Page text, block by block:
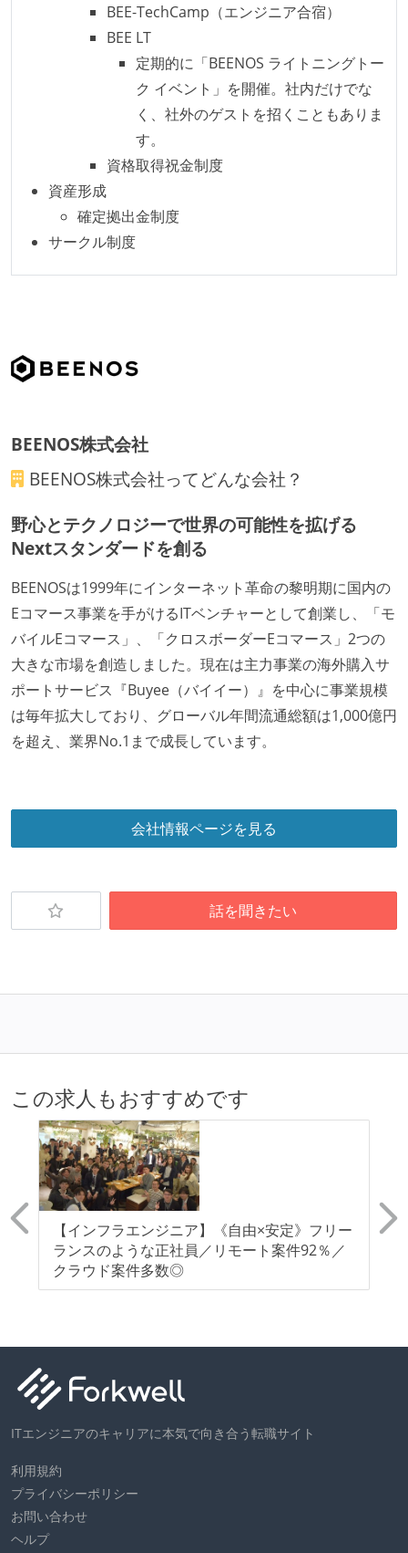
オープンな情報共有
KPI などチームの目標・実績値について、メンバーの
誰もがいつでも閲覧可能になっている
ドキュメントの整備やペアプロ、モブワークなど、ナ
レッジの共有を積極的に行っている（属人性を減らす
取り組みをしている）
労働環境の自由度
フレックスタイム制または裁量労働制を採用している
待遇・福利厚生
ストックオプションまたは自社株購入支援制度がある
選考プロセス
適性検査がある（SPIなど）
職業安定法に対応する記載事項
受動喫煙防止措置：屋内禁煙（屋内に喫煙可能室設
置）
BEE-TechCamp（エンジニア合宿）
BEE LT
定期的に「BEENOS ライトニングトー
ク イベント」を開催。社内だけでな
く、社外のゲストを招くこともありま
す。
資格取得祝金制度
資産形成
確定拠出金制度
サークル制度
BEENOS株式会社
BEENOS株式会社ってどんな会社？
野心とテクノロジーで世界の可能性を拡げる
Nextスタンダードを創る
BEENOSは1999年にインターネット革命の黎明期に国内の
Eコマース事業を手がけるITベンチャーとして創業し、「モ
バイルEコマース」、「クロスボーダーEコマース」2つの
大きな市場を創造しました。現在は主力事業の海外購入サ
ポートサービス『Buyee（バイイー）』を中心に事業規模
は毎年拡大しており、グローバル年間流通総額は1,000億円
を超え、業界No.1まで成長しています。
会社情報ページを見る
話を聞きたい
この求人もおすすめです
【インフラエンジニア】《自由×安定》フリー
ランスのような正社員／リモート案件92％／
クラウド案件多数◎
ITエンジニアのキャリアに本気で向き合う転職サイト
利用規約
プライバシーポリシー
お問い合わせ
ヘルプ